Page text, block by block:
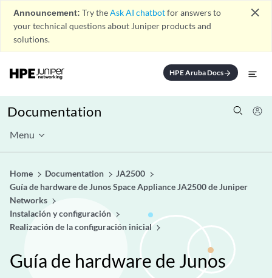
Announcement: Try theAsk AI chatbotfor answers to
your technical questions about Juniper products and
solutions.
close
HPE Aruba Docsarrow_forward
Documentation
Menu
Home Documentation
JA2500
Guía de hardware de Junos Space Appliance JA2500 de Juniper
Networks
Instalación y configuración
Realización de la configuración inicial
Guía de hardware de Junos